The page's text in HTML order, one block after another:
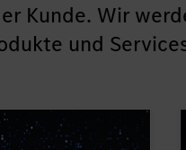
Kunde. Wir
und